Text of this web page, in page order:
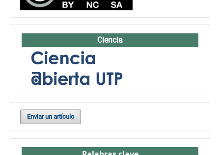
Ciencia
Enviar un artículo